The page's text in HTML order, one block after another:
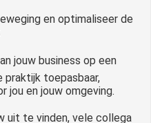
en optimaliseer de
jouw business op een
toepasbaar,
jou en jouw omgeving.
uit te vinden, vele collega